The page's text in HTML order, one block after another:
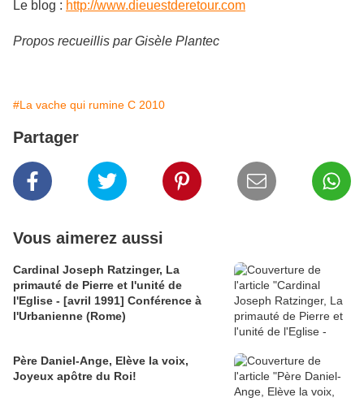
Le blog : http://www.dieuestderetour.com
Propos recueillis par Gisèle Plantec
#La vache qui rumine C 2010
Partager
Vous aimerez aussi
Cardinal Joseph Ratzinger, La
primauté de Pierre et l'unité de
l'Eglise - [avril 1991] Conférence à
l'Urbanienne (Rome)
Père Daniel-Ange, Elève la voix,
Joyeux apôtre du Roi!